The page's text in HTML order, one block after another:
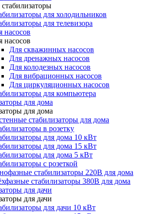
для холодильников
для телевизора
насосов
насосов
Для скважинных насосов
Для дренажных насосов
Для колодезных насосов
Для вибрационных насосов
Для циркуляционных насосов
для компьютера
для дома
для дома
стабилизаторы для дома
в розетку
для дома 10 кВт
для дома 15 кВт
для дома 5 кВт
с розеткой
стабилизаторы 220В для дома
стабилизаторы 380В для дома
для дачи
для дачи
для дачи 10 кВт